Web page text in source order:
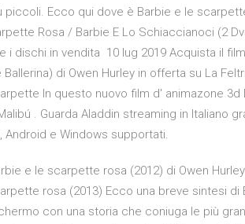
piccoli. Ecco qui dove è Barbie e le
Rosa / Barbie E Lo Schiaccianoci (2
i dischi in vendita 10 lug 2019 Acquista il
Ballerina) di Owen Hurley in offerta su La
In questo nuovo film d' animazone
. Guarda Aladdin streaming in Italiano
Android e Windows supportati.
e le scarpette rosa (2012) di Owen
rosa (2013) Ecco una breve sintesi
con una storia che coniuga le più